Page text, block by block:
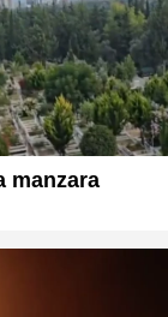
manzara